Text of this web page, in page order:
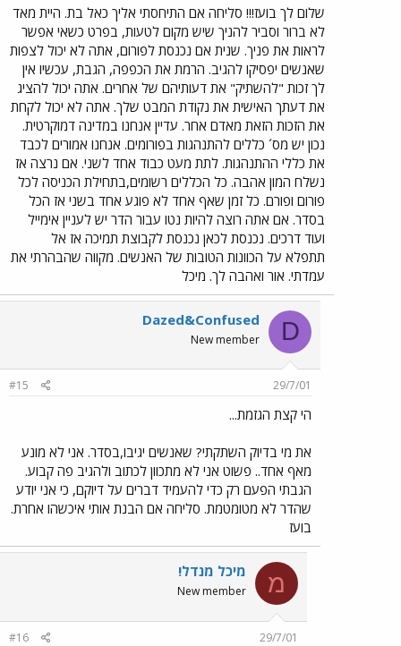
שלום לך בועז!!! סליחה אם התיחסתי אליך כאל בת. היית מאד
לא ברור וסביר להניך שיש מקום לטעות, בפרט כשאי אפשר
לראות את פניך. שנית אם נכנסת לפורום, אתה לא יכול לצפות
שאנשים יפסיקו להגיב. הרמת את הכפפה, הגבת, עכשיו אין
לך זכות "להשתיק" את דעותיהם של אחרים. אתה יכול להציג
את דעתך האישית את נקודת המבט שלך. אתה לא יכול לקחת
את הזכות הזאת מאדם אחר. עדיין אנחנו במדינה דמוקרטית.
נכון יש מס´ כללים להתנהגות בפורומים. אנחנו אמורים לכבד
את כללי ההתנהגות. לתת מעט כבוד אחד לשני. אם נרצה אז
נשלח המון אהבה. כל הכללים רשומים,בתחילת הכניסה לכל
פורום ופורם. כל זמן שאף אחד לא פוגע אחד בשני אז הכל
בסדר. אם אתה רוצה להיות נטו עבור הדר יש לעניין אימייל
ועוד דרכים. נכנסת לכאן נכנסת לקבוצת תמיכה אז אל
תתפלא על הכוונות הטובות של האנשים. מקווה שהבהרתי את
עמדתי. אור ואהבה לך. מיכל
D
Dazed&Confused
New member
29/7/01
#15
הי קצת הגזמת...
את מי בדיוק השתקתי? שאנשים יגיבו,בסדר. אני לא מונע
מאף אחד.. פשוט אני לא מתכוון לכתוב ולהגיב פה קבוע.
הגבתי הפעם רק כדי להעמיד דברים על דיוקם, כי אני יודע
שהדר לא מטומטמת. סליחה אם הבנת אותי איכשהו אחרת.
בועז
מ מיכל מנדל!
New member
29/7/01
#16